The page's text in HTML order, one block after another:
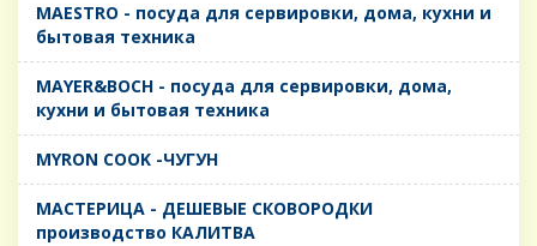
MAESTRO - посуда для сервировки, дома, кухни и
бытовая техника
MAYER&BOCH - посуда для сервировки, дома,
кухни и бытовая техника
MYRON COOK -ЧУГУН
MАСТЕРИЦА - ДЕШЕВЫЕ СКОВОРОДКИ
производство КАЛИТВА